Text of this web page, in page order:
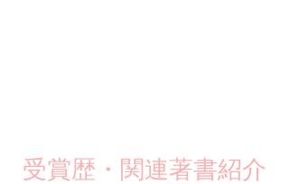
​受賞歴・関連著書紹介